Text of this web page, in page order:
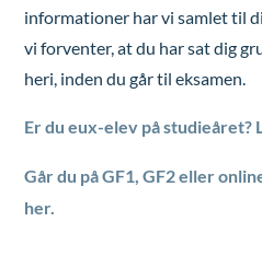
informationer har vi samlet til
vi forventer, at du har sat dig
heri, inden du går til eksamen.
Er du eux-elev på studieåret?
Går du på GF1, GF2 eller
her.